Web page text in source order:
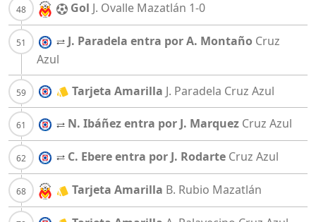
Gol J. Ovalle Mazatlán 1-0
J. Paradela entra por A. Montaño Cruz
Azul
Tarjeta Amarilla J. Paradela Cruz Azul
N. Ibáñez entra por J. Marquez Cruz Azul
C. Ebere entra por J. Rodarte Cruz Azul
Tarjeta Amarilla B. Rubio Mazatlán